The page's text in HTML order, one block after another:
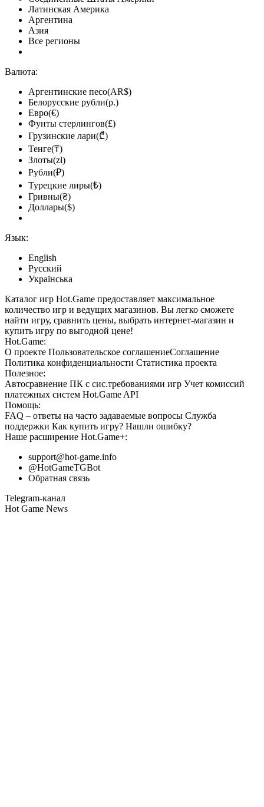
Латинская Америка
Аргентина
Азия
Все регионы
Валюта:
Аргентинские песо(AR$)
Белорусские рубли(р.)
Евро(€)
Фунты стерлингов(£)
Грузинские лари(₾)
Тенге(₸)
Злоты(zł)
Рубли(₽)
Турецкие лиры(₺)
Гривны(₴)
Доллары($)
Язык:
English
Русский
Українська
Каталог игр Hot.Game предоставляет максимальное
количество игр и ведущих магазинов. Вы легко сможете
найти игру, сравнить цены, выбрать интернет-магазин и
купить игру по выгодной цене!
Hot.Game:
О проекте Пользовательское соглашениеСоглашение
Политика конфиденциальности Статистика проекта
Полезное:
Автосравнение ПК с сис.требованиями игр Учет комиссий
платежных систем Hot.Game API
Помощь:
FAQ – ответы на часто задаваемые вопросы Служба
поддержки Как купить игру? Нашли ошибку?
Наше расширение Hot.Game+:
support@hot-game.info
@HotGameTGBot
Обратная связь
Telegram-канал
Hot Game News